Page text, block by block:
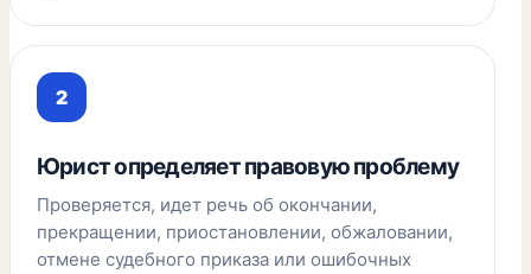
Юрист определяет правовую проблему
Проверяется, идет речь об окончании,
прекращении, приостановлении, обжаловании,
отмене судебного приказа или ошибочных